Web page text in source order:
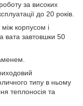
за високих
до 20 років.
корпусом і
вата завтовшки 50
типу в ньому
теплоносія та